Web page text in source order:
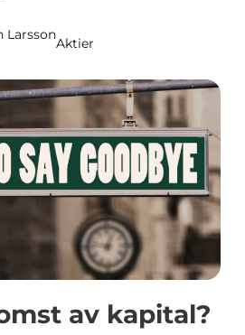
Larsson
Aktier
av kapital?